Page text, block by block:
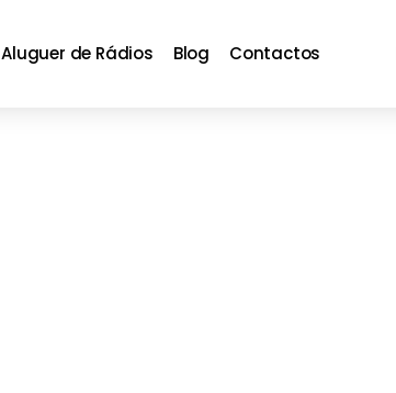
Aluguer de Rádios Blog Contactos